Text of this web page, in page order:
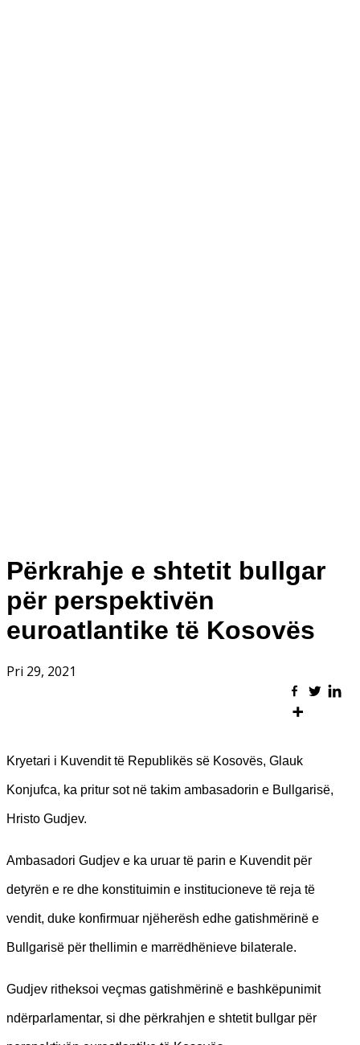
Përkrahje e shtetit bullgar
për perspektivën
euroatlantike të Kosovës
Pri 29, 2021
Kryetari i Kuvendit të Republikës së Kosovës, Glauk
Konjufca, ka pritur sot në takim ambasadorin e Bullgarisë,
Hristo Gudjev.
Ambasadori Gudjev e ka uruar të parin e Kuvendit për
detyrën e re dhe konstituimin e institucioneve të reja të
vendit, duke konfirmuar njëherësh edhe gatishmërinë e
Bullgarisë për thellimin e marrëdhënieve bilaterale.
Gudjev ritheksoi veçmas gatishmërinë e bashkëpunimit
ndërparlamentar, si dhe përkrahjen e shtetit bullgar për